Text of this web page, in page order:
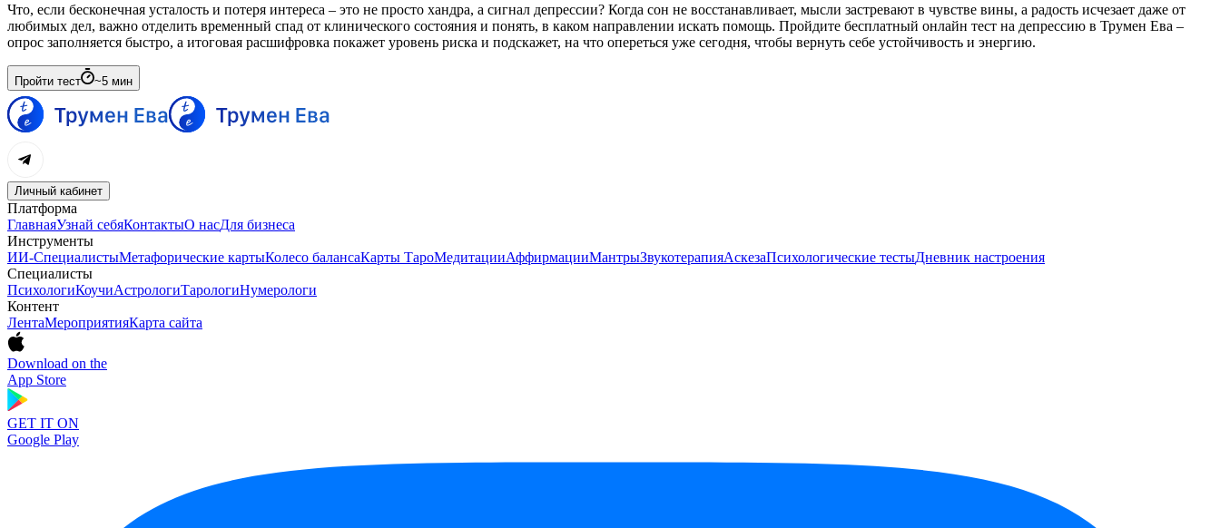
Что, если бесконечная усталость и потеря интереса – это не просто хандра, а сигнал депрессии? Когда сон не восстанавливает, мысли застревают в чувстве вины, а радость исчезает даже от
любимых дел, важно отделить временный спад от клинического состояния и понять, в каком направлении искать помощь. Пройдите бесплатный онлайн тест на депрессию в Трумен Ева –
опрос заполняется быстро, а итоговая расшифровка покажет уровень риска и подскажет, на что опереться уже сегодня, чтобы вернуть себе устойчивость и энергию.
Пройти тест ~5 мин
Личный кабинет
Платформа
ГлавнаяУзнай себяКонтактыО насДля бизнеса
Инструменты
ИИ-СпециалистыМетафорические картыКолесо балансаКарты ТароМедитацииАффирмацииМантрыЗвукотерапияАскезаПсихологические тестыДневник настроения
Специалисты
ПсихологиКоучиАстрологиТарологиНумерологи
Контент
ЛентаМероприятияКарта сайта
Download on the
App Store
GET IT ON
Google Play